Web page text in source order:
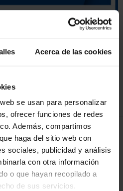
Acerca de las cookies
se usan para personalizar
ofrecer funciones de redes
Además, compartimos
haga del sitio web con
sociales, publicidad y análisis
con otra información
o que hayan recopilado a
de sus servicios.